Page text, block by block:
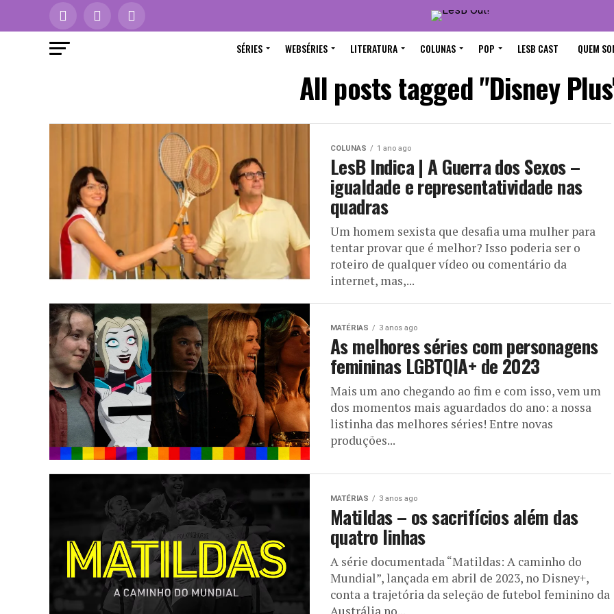
SÉRIES WEBSÉRIES LITERATURA COLUNAS POP LESB CAST QUEM
All posts tagged "Disney
COLUNAS 1 ano ago
LesB Indica | A Guerra dos Sexos –
igualdade e representatividade nas
quadras
Um homem sexista que desafia uma mulher para
tentar provar que é melhor? Isso poderia ser o
roteiro de qualquer vídeo ou comentário da
internet, mas,...
MATÉRIAS 3 anos ago
As melhores séries com personagens
femininas LGBTQIA+ de 2023
Mais um ano chegando ao fim e com isso, vem um
dos momentos mais aguardados do ano: a nossa
listinha das melhores séries! Entre novas
produções...
MATÉRIAS 3 anos ago
Matildas – os sacrifícios além das
quatro linhas
A série documentada “Matildas: A caminho do
Mundial”, lançada em abril de 2023, no Disney+,
conta a trajetória da seleção de futebol feminino da